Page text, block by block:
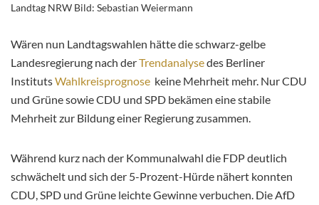
Landtag NRW Bild: Sebastian Weiermann
Wären nun Landtagswahlen hätte die schwarz-gelbe
Landesregierung nach derTrendanalysedes Berliner
InstitutsWahlkreisprognose keine Mehrheit mehr. Nur CDU
und Grüne sowie CDU und SPD bekämen eine stabile
Mehrheit zur Bildung einer Regierung zusammen.
Während kurz nach der Kommunalwahl die FDP deutlich
schwächelt und sich der 5-Prozent-Hürde nähert konnten
CDU, SPD und Grüne leichte Gewinne verbuchen. Die AfD